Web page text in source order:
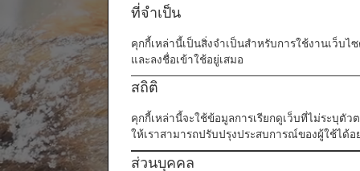
มัตสึชิ
สั
ที่จำเป็น
คุกกี้เหล่านี้เป็นสิ่งจำเป็นสำหรับการใช้งานเว็บ
และลงชื่อเข้าใช้อยู่เสมอ
สถิติ
คุกกี้เหล่านี้จะใช้ข้อมูลการเรียกดูเว็บที่ไม่ระบุตัว
ให้เราสามารถปรับปรุงประสบการณ์ของผู้ใช้ได้อ
ส่วนบุคคล